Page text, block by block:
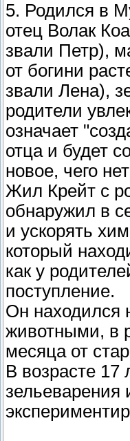
5. Родился в
отец Волак
звали Петр),
от богини
звали Лена),
родители
означает
отца и будет
новое, чего
Жил Крейт с
обнаружил в
и ускорять
который
как у
поступление.
Он находился
животными, в
месяца от
В возрасте 17
зельеварения